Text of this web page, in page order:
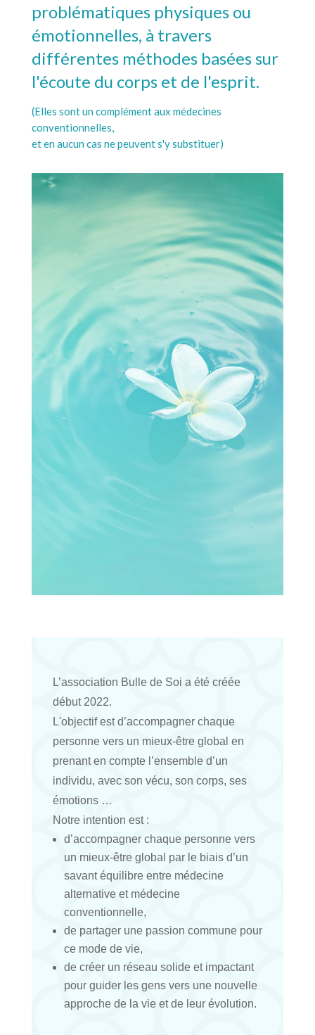
problématiques physiques ou
émotionnelles, à travers
différentes méthodes basées sur
l'écoute du corps et de l'esprit.
(Elles sont un complément aux médecines
conventionnelles,
et en aucun cas ne peuvent s'y substituer)
L’association Bulle de Soi a été créée
début 2022.
L'objectif est d’accompagner chaque
personne vers un mieux-être global en
prenant en compte l’ensemble d’un
individu, avec son vécu, son corps, ses
émotions …
Notre intention est :
d’accompagner chaque personne vers
un mieux-être global par le biais d’un
savant équilibre entre médecine
alternative et médecine
conventionnelle,
de partager une passion commune pour
ce mode de vie,
de créer un réseau solide et impactant
pour guider les gens vers une nouvelle
approche de la vie et de leur évolution.